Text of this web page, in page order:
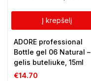
Į krepšelį
ADORE professional
Bottle gel 06 Natural –
gelis buteliuke, 15ml
€14.70